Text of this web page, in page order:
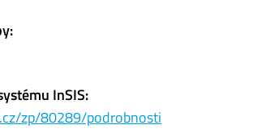
InSIS:
zp/80289/podrobnosti